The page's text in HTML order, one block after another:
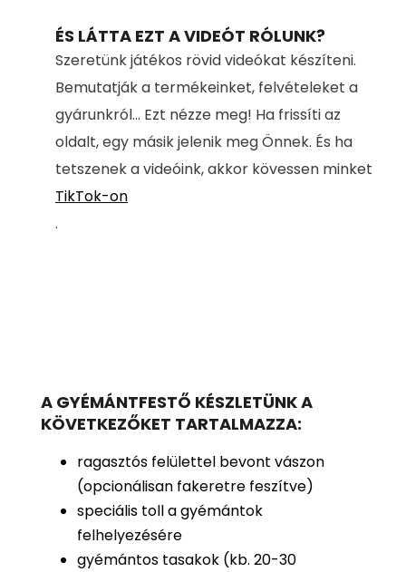
ÉS LÁTTA EZT A VIDEÓT RÓLUNK?
Szeretünk játékos rövid videókat készíteni.
Bemutatják a termékeinket, felvételeket a
gyárunkról... Ezt nézze meg! Ha frissíti az
oldalt, egy másik jelenik meg Önnek. És ha
tetszenek a videóink, akkor kövessen minket
TikTok-on
.
A GYÉMÁNTFESTŐ KÉSZLETÜNK A
KÖVETKEZŐKET TARTALMAZZA:
ragasztós felülettel bevont vászon
(opcionálisan fakeretre feszítve)
speciális toll a gyémántok
felhelyezésére
gyémántos tasakok (kb. 20-30